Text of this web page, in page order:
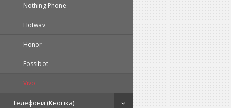
Nothing Phone
Hotwav
Honor
Fossibot
Vivo
Телефони (Кнопка)